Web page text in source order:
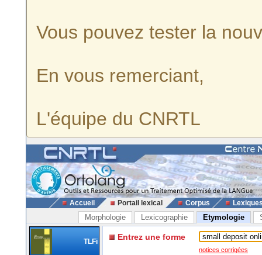
Vous pouvez tester la
En vous remerciant,
L'équipe du CNRTL
Accueil Portail lexical Corpus
Morphologie Lexicographie Etymologie
TLFi Entrez une forme
notices corrigées